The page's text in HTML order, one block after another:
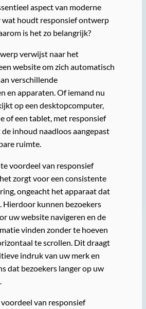
aspect van moderne
wat houdt responsief ontwerp
is het zo belangrijk?
verwijst naar het
website om zich automatisch
verschillende
en apparaten. Of iemand nu
op een desktopcomputer,
of een tablet, met responsief
inhoud naadloos aangepast
ruimte.
voordeel van responsief
zorgt voor een consistente
ongeacht het apparaat dat
kunnen bezoekers
uw website navigeren en de
vinden zonder te hoeven
te scrollen. Dit draagt
indruk van uw merk en
dat bezoekers langer op uw
van responsief